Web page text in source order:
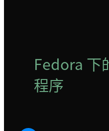
Fedora 下
程序